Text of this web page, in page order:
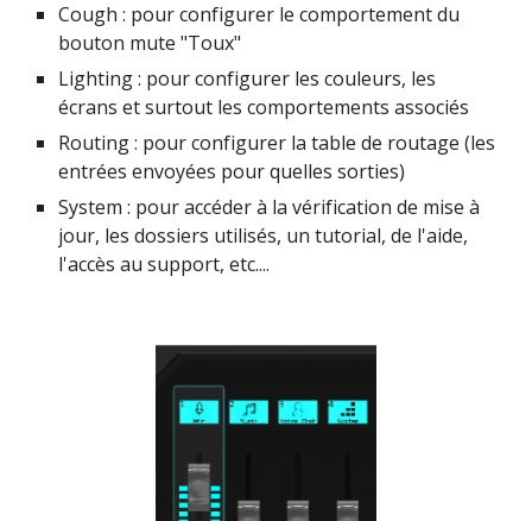
Cough : pour configurer le comportement du
bouton mute "Toux"
Lighting : pour configurer les couleurs, les
écrans et surtout les comportements associés
Routing : pour configurer la table de routage (les
entrées envoyées pour quelles sorties)
System : pour accéder à la vérification de mise à
jour, les dossiers utilisés, un tutorial, de l'aide,
l'accès au support, etc....